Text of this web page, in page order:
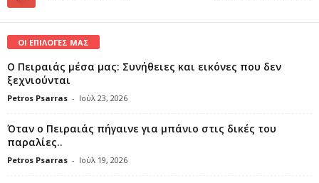
ΟΙ ΕΠΙΛΟΓΕΣ ΜΑΣ
Ο Πειραιάς μέσα μας: Συνήθειες και εικόνες που δεν
ξεχνιούνται
Petros Psarras - Ιούλ 23, 2026
Όταν ο Πειραιάς πήγαινε για μπάνιο στις δικές του
παραλίες..
Petros Psarras - Ιούλ 19, 2026